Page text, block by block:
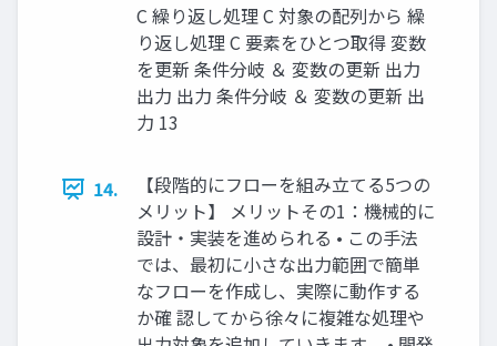
C 繰り返し処理 C 対象の配列から 繰
り返し処理 C 要素をひとつ取得 変数
を更新 条件分岐 ＆ 変数の更新 出力
出力 出力 条件分岐 ＆ 変数の更新 出
力 13
14.
【段階的にフローを組み立てる5つの
メリット】 メリットその1：機械的に
設計・実装を進められる • この手法
では、最初に小さな出力範囲で簡単
なフローを作成し、実際に動作する
か確 認してから徐々に複雑な処理や